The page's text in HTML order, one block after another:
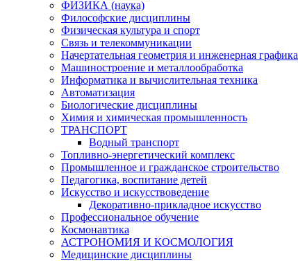
ФИЗИКА (наука)
Философские дисциплины
Физическая культура и спорт
Связь и телекоммуникации
Начертательная геометрия и инженерная графика
Машиностроение и металлообработка
Информатика и вычислительная техника
Автоматизация
Биологические дисциплины
Химия и химическая промышленность
ТРАНСПОРТ
Водный транспорт
Топливно-энергетический комплекс
Промышленное и гражданское строительство
Педагогика, воспитание детей
Искусство и искусствоведение
Декоративно-прикладное искусство
Профессиональное обучение
Космонавтика
АСТРОНОМИЯ И КОСМОЛОГИЯ
Медицинские дисциплины